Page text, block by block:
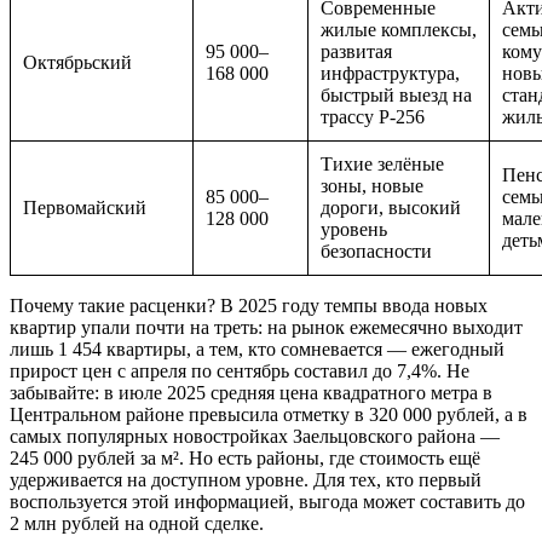
Октябрьский
95 000–
168 000
Современные
жилые комплексы,
развитая
инфраструктура,
быстрый выезд на
трассу Р-256
Первомайский
85 000–
128 000
Тихие зелёные
зоны, новые
дороги, высокий
уровень
безопасности
Почему такие расценки? В 2025 году темпы ввода новых
квартир упали почти на треть: на рынок ежемесячно выходит
лишь 1 454 квартиры, а тем, кто сомневается — ежегодный
прирост цен с апреля по сентябрь составил до 7,4%. Не
забывайте: в июле 2025 средняя цена квадратного метра в
Центральном районе превысила отметку в 320 000 рублей, а в
самых популярных новостройках Заельцовского района —
245 000 рублей за м². Но есть районы, где стоимость ещё
удерживается на доступном уровне. Для тех, кто первый
воспользуется этой информацией, выгода может составить до
2 млн рублей на одной сделке.